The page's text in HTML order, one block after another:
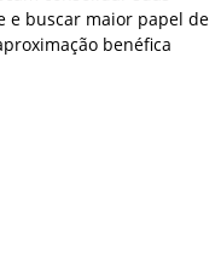
e buscar maior papel de
benéfica